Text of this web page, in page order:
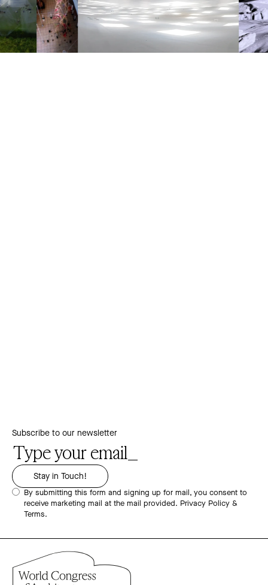
Subscribe to our newsletter
By submitting this form and signing up for mail, you consent to
receive marketing mail at the mail provided. Privacy Policy &
Terms.